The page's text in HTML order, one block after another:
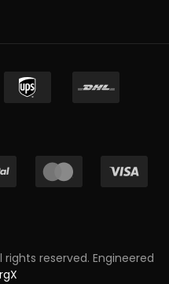
rights reserved. Engineered